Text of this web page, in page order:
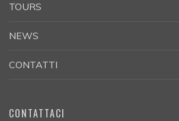
TOURS
NEWS
CONTATTI
CONTATTACI